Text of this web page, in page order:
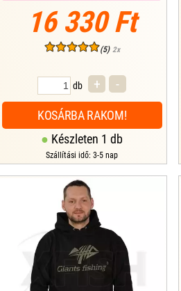
16 330 Ft
(5) 2x
Készleten 1 db
Szállítási idő: 3-5 nap
db + -
KOSÁRBA RAKOM!